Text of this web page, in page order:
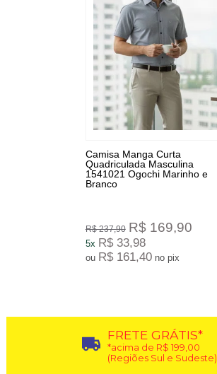
Camisa Manga Curta
Quadriculada Masculina
1541021 Ogochi Marinho e
Branco
R$ 237,90 R$ 169,90
5x R$ 33,98
ou R$ 161,40 no pix
FRETE GRÁTIS*
*acima de R$ 199,00
(Regiões Sul e Sudeste)